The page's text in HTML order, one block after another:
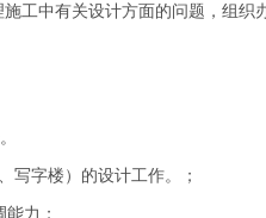
工中有关设计方面的问题，组织
写字楼）的设计工作。；
力；